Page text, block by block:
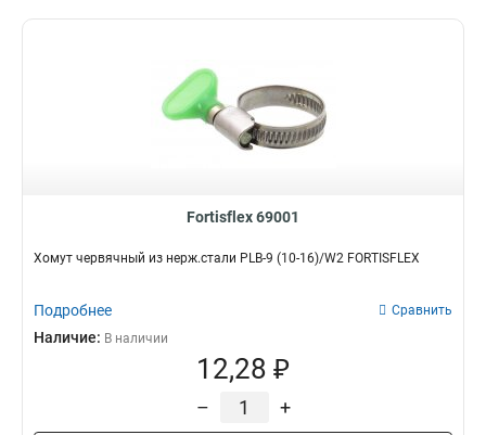
Fortisflex 69001
Хомут червячный из нерж.стали PLB-9 (10-16)/W2 FORTISFLEX
Подробнее Сравнить
Наличие: В наличии
12,28 ₽
– +